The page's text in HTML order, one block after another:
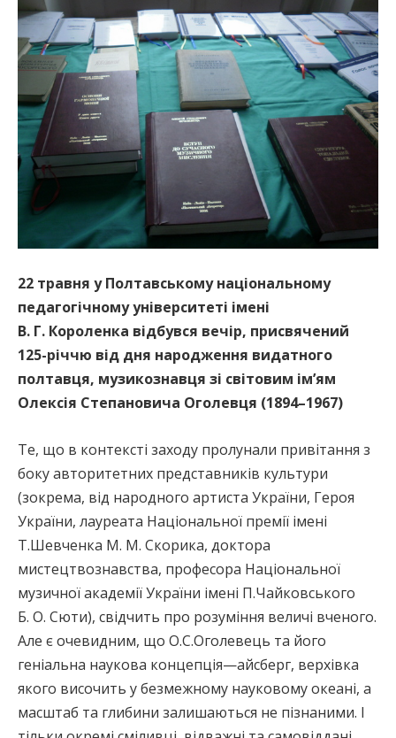
22 травня у Полтавському національному
педагогічному університеті імені
В. Г. Короленка відбувся вечір, присвячений
125-річчю від дня народження видатного
полтавця, музикознавця зі світовим ім’ям
Олексія Степановича Оголевця (1894–1967)
Те, що в контексті заходу пролунали привітання з
боку авторитетних представників культури
(зокрема, від народного артиста України, Героя
України, лауреата Національної премії імені
Т.Шевченка М. М. Скорика, доктора
мистецтвознавства, професора Національної
музичної академії України імені П.Чайковського
Б. О. Сюти), свідчить про розуміння величі вченого.
Але є очевидним, що О.С.Оголевець та його
геніальна наукова концепція—айсберг, верхівка
якого височить у безмежному науковому океані, а
масштаб та глибини залишаються не пізнаними. І